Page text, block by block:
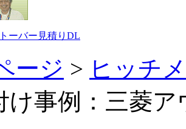
ージ > ヒッチ
け事例：三菱